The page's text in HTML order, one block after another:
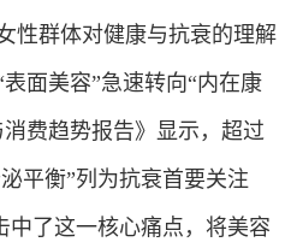
性群体对健康与抗衰的理解
面美容”急速转向“内在康
费趋势报告》显示，超过
平衡”列为抗衰首要关注
中了这一核心痛点，将美容